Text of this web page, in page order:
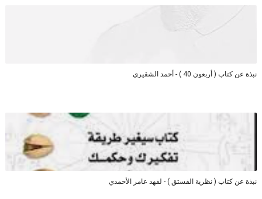
نبذة عن كتاب ( أربعون 40 ) - أحمد الشقيري
نبذة عن كتاب ( نظرية الفستق ) - لفهد عامر الأحمدي